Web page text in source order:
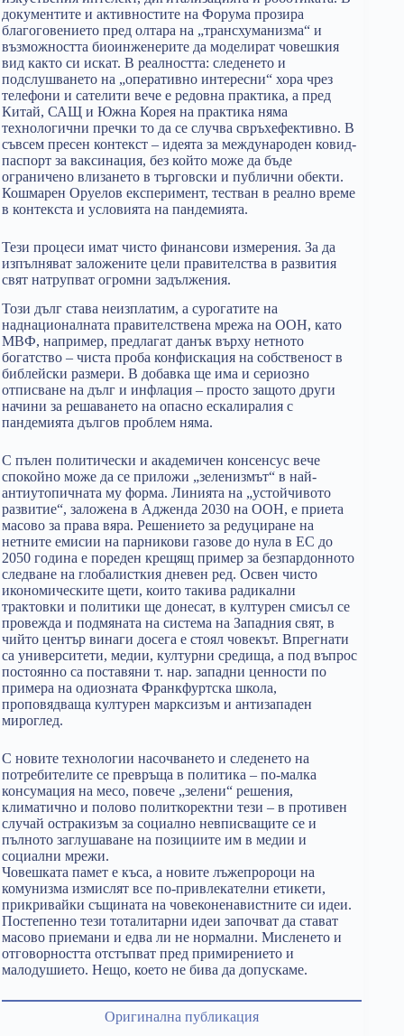
документите и активностите на Форума прозира
благоговението пред олтара на „трансхуманизма“ и
възможността биоинженерите да моделират човешкия
вид както си искат. В реалността: следенето и
подслушването на „оперативно интересни“ хора чрез
телефони и сателити вече е редовна практика, а пред
Китай, САЩ и Южна Корея на практика няма
технологични пречки то да се случва свръхефективно. В
съвсем пресен контекст – идеята за международен ковид-
паспорт за ваксинация, без който може да бъде
ограничено влизането в търговски и публични обекти.
Кошмарен Оруелов експеримент, тестван в реално време
в контекста и условията на пандемията.
Тези процеси имат чисто финансови измерения. За да
изпълняват заложените цели правителства в развития
свят натрупват огромни задължения.
Този дълг става неизплатим, а сурогатите на
наднационалната правителствена мрежа на ООН, като
МВФ, например, предлагат данък върху нетното
богатство – чиста проба конфискация на собственост в
библейски размери. В добавка ще има и сериозно
отписване на дълг и инфлация – просто защото други
начини за решаването на опасно ескалиралия с
пандемията дългов проблем няма.
С пълен политически и академичен консенсус вече
спокойно може да се приложи „зеленизмът“ в най-
антиутопичната му форма. Линията на „устойчивото
развитие“, заложена в Адженда 2030 на ООН, е приета
масово за права вяра. Решението за редуциране на
нетните емисии на парникови газове до нула в ЕС до
2050 година е пореден крещящ пример за безпардонното
следване на глобалисткия дневен ред. Освен чисто
икономическите щети, които такива радикални
трактовки и политики ще донесат, в културен смисъл се
провежда и подмяната на система на Западния свят, в
чийто център винаги досега е стоял човекът. Впрегнати
са университети, медии, културни средища, а под въпрос
постоянно са поставяни т. нар. западни ценности по
примера на одиозната Франкфуртска школа,
проповядваща културен марксизъм и антизападен
мироглед.
С новите технологии насочването и следенето на
потребителите се превръща в политика – по-малка
консумация на месо, повече „зелени“ решения,
климатично и полово политкоректни тези – в противен
случай остракизъм за социално невписващите се и
пълното заглушаване на позициите им в медии и
социални мрежи.
Човешката памет е къса, а новите лъжепророци на
комунизма измислят все по-привлекателни етикети,
прикривайки същината на човеконенавистните си идеи.
Постепенно тези тоталитарни идеи започват да стават
масово приемани и едва ли не нормални. Мисленето и
отговорността отстъпват пред примирението и
малодушието. Нещо, което не бива да допускаме.
Оригинална публикация